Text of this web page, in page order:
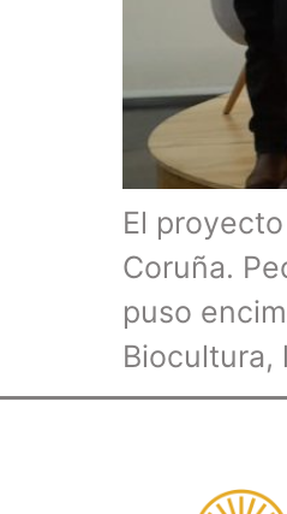
El
Coruña.
puso
Biocultura,